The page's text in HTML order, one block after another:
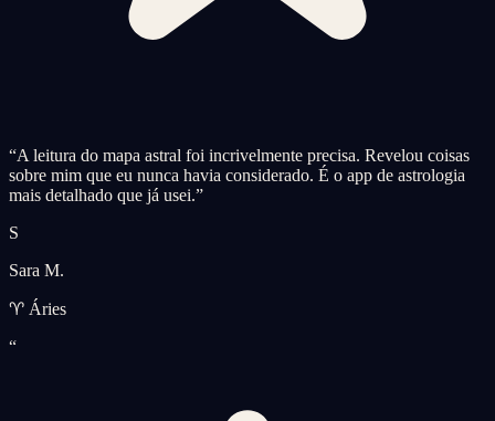
“A leitura do mapa astral foi incrivelmente precisa. Revelou coisas
sobre mim que eu nunca havia considerado. É o app de astrologia
mais detalhado que já usei.”
S
Sara M.
♈ Áries
“